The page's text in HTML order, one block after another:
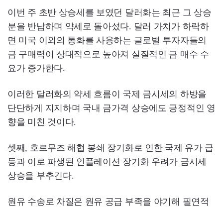
이번 주 초반 상승세를 보였던 달러화는 최근 그 상승
분을 반납하며 약세로 돌아섰다. 달러 가치가 하락하
면 미국 이외의 통화를 사용하는 글로벌 투자자들의
금 구매력이 상대적으로 높아져 실질적인 금 매수 수
요가 증가한다.
이러한 달러화의 약세 흐름이 국제 금시세의 하방을
단단하게 지지하며 국내 금가격 상승에도 긍정적인 영
향을 미친 것이다.
셋째, 호르무즈 해협 봉쇄 장기화로 인한 국제 유가 급
등과 이로 파생된 인플레이션 장기화 우려가 금시세
상승을 부추긴다.
원유 수송로 차질은 원유 공급 부족을 야기해 필연적